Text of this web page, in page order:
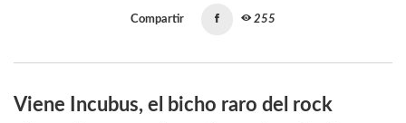
Compartir 255
Viene Incubus, el bicho raro del rock